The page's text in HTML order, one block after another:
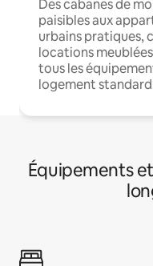
Des cabanes de
paisibles aux
urbains pratiques,
locations
tous les
logement
Équipements